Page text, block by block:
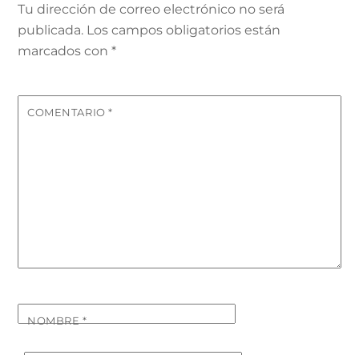
Tu dirección de correo electrónico no será
publicada. Los campos obligatorios están
marcados con*
COMENTARIO*
NOMBRE*